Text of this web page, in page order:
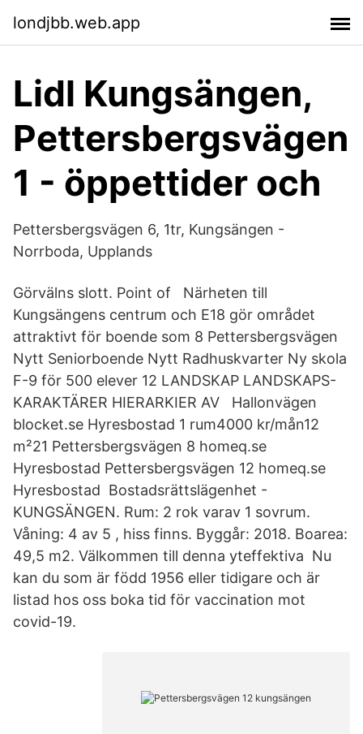
londjbb.web.app
Lidl Kungsängen,
Pettersbergsvägen
1 - öppettider och
Pettersbergsvägen 6, 1tr, Kungsängen -
Norrboda, Upplands
Görvälns slott. Point of Närheten till
Kungsängens centrum och E18 gör området
attraktivt för boende som 8 Pettersbergsvägen
Nytt Seniorboende Nytt Radhuskvarter Ny skola
F-9 för 500 elever 12 LANDSKAP LANDSKAPS-
KARAKTÄRER HIERARKIER AV Hallonvägen
blocket.se Hyresbostad 1 rum4000 kr/mån12
m²21 Pettersbergsvägen 8 homeq.se
Hyresbostad Pettersbergsvägen 12 homeq.se
Hyresbostad Bostadsrättslägenhet -
KUNGSÄNGEN. Rum: 2 rok varav 1 sovrum.
Våning: 4 av 5 , hiss finns. Byggår: 2018. Boarea:
49,5 m2. Välkommen till denna yteffektiva Nu
kan du som är född 1956 eller tidigare och är
listad hos oss boka tid för vaccination mot
covid-19.